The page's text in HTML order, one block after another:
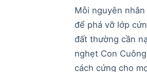
Mỗi nguyên
để phá vỡ lớp
đất thường cần
nghẹt Con
cách cứng cho